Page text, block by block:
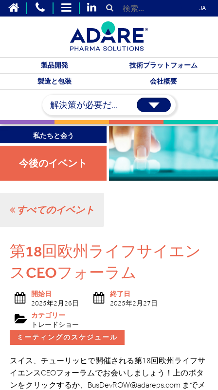
JA
製品開発
技術プラットフォーム
製造と包装
会社概要
解決策が必要だ...
私たちと会う
今後のイベント
すべてのイベント
第18回欧州ライフサイエン
スCEOフォーラム
開始日
2025年2月26日
終了日
2025年2月27日
カテゴリー
トレードショー
ミーティングのスケジュール
スイス、チューリッヒで開催される第18回欧州ライフサ
イエンスCEOフォーラムでお会いしましょう！上のボタ
ンをクリックするか、BusDevROW@adareps.com までメ